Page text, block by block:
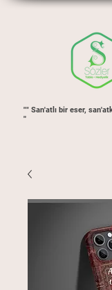
"" San'atlı bir eser,
''